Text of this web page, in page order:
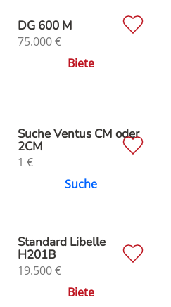
DG 600 M
75.000€
Biete
Suche Ventus CM oder
2CM
1 €
Suche
Standard Libelle
H201B
19.500€
Biete